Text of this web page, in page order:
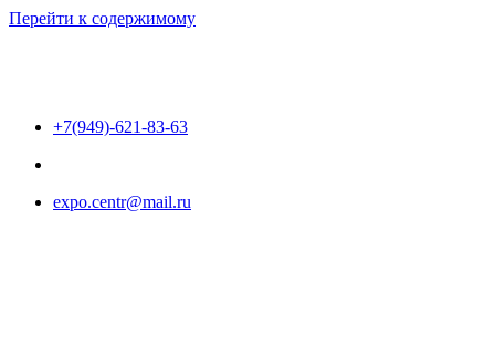
Перейти к содержимому
+7(949)-621-83-63
expo.centr@mail.ru